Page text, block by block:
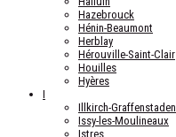
Hazebrouck
Hénin-Beaumont
Herblay
Hérouville-Saint-Clair
Houilles
Hyères
I
Illkirch-Graffenstaden
Issy-les-Moulineaux
Istres